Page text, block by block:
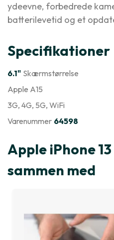
ydeevne, forbedrede
batterilevetid og et
Specifikationer
6.1" Skærmstørrelse
Apple A15
3G, 4G, 5G, WiFi
Varenummer 64598
Apple iPhone
sammen med